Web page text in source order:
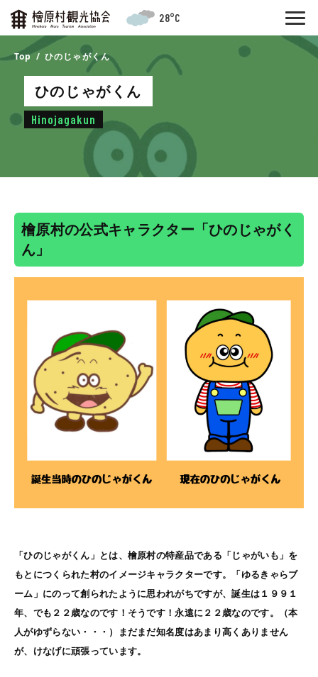
28°C
Top ひのじゃがくん
ひのじゃがくん
Hinojagakun
檜原村の公式キャラクター「ひのじゃがく
ん」
「ひのじゃがくん」とは、檜原村の特産品である「じゃがいも」を
もとにつくられた村のイメージキャラクターです。「ゆるきゃらブ
ーム」にのって創られたように思われがちですが、誕生は１９９１
年、でも２２歳なのです！そうです！永遠に２２歳なのです。（本
人がゆずらない・・・）まだまだ知名度はあまり高くありません
が、けなげに頑張っています。